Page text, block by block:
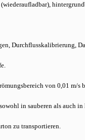
Durchflusskalibrierung,
von 0,01 m/
in sauberen als auch
zu transportieren.